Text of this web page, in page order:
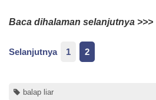
Baca dihalaman selanjutnya >>>
Selanjutnya 1 2
balap liar